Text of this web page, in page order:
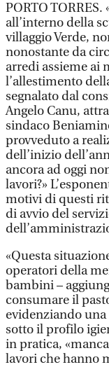
PORTO
all’interno della
villaggio Verde,
nonostante da
arredi assieme ai
l’allestimento
segnalato dal
Angelo Canu,
sindaco
provveduto a
dell’inizio
ancora ad oggi
lavori?»
motivi di questi
di avvio del
«Questa
operatori della
bambini –
consumare il
evidenziando
sotto il profilo
in pratica,
lavori che hanno